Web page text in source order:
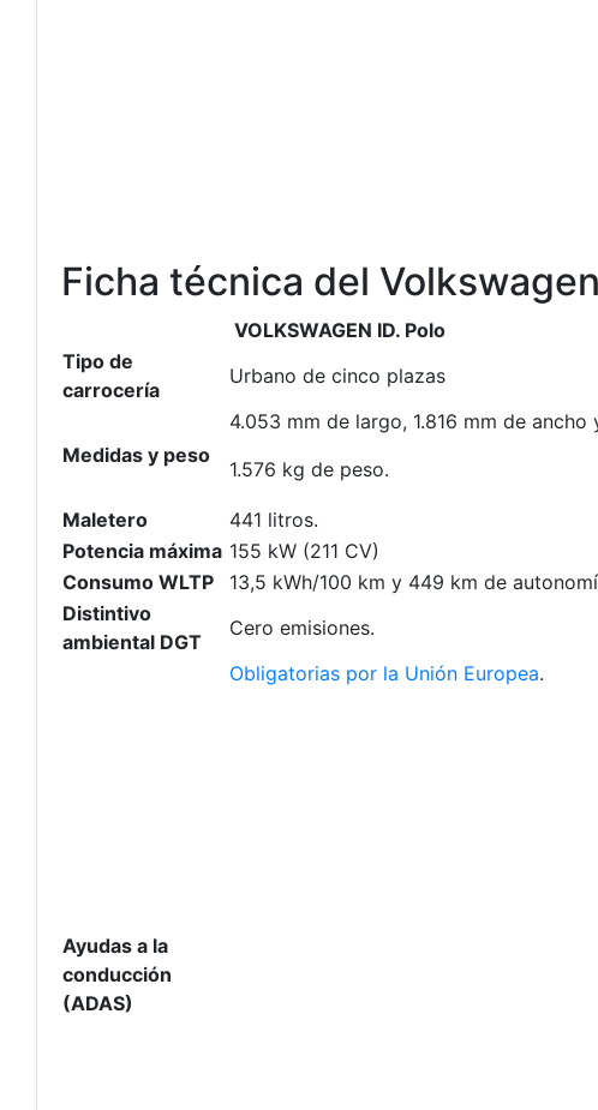
Ficha técnica del
VOLKSWAGEN ID. Polo
Tipo de
carrocería
Urbano de cinco plazas
Medidas y peso
4.053 mm de largo, 1.816 mm de
1.576 kg de peso.
Maletero
441 litros.
Potencia máxima 155 kW (211 CV)
Consumo WLTP
13,5 kWh/100 km y 449 km de
Distintivo
ambiental DGT
Cero emisiones.
Ayudas a la
conducción
(ADAS)
Obligatorias por la Unión Europea.